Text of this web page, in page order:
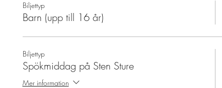
Biljettyp
Barn (upp till 16 år)
Biljettyp
Spökmiddag på Sten Sture
Mer information